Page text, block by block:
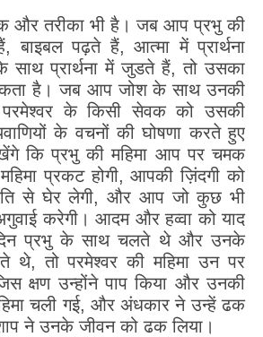
और तरीका भी है। जब आप प्रभु की
बाइबल पढ़ते हैं, आत्मा में प्रार्थना
साथ प्रार्थना में जुडते हैं, तो उसका
है। जब आप जोश के साथ उनकी
के किसी सेवक को उसकी
के वचनों की घोषणा करते हुए
कि प्रभु की महिमा आप पर चमक
प्रकट होगी, आपकी ज़िंदगी को
से घेर लेगी, और आप जो कुछ भी
करेगी। आदम और हव्वा को याद
प्रभु के साथ चलते थे और उनके
थे, तो परमेश्वर की महिमा उन पर
क्षण उन्होंने पाप किया और उनकी
चली गई, और अंधकार ने उन्हें ढक
ने उनके जीवन को ढक लिया।